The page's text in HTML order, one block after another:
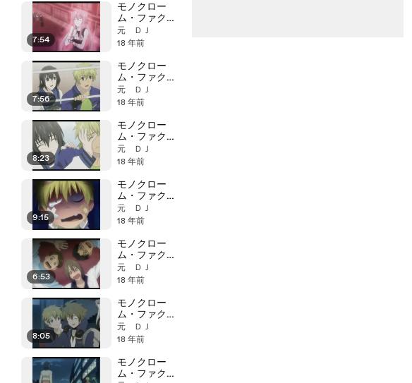
7:54
モノクロー
ム・ファクタ
ー 17話 Wの影
c
元 ＤＪ
18 年前
7:56
モノクロー
ム・ファクタ
ー 17話 Wの影
b
元 ＤＪ
18 年前
8:23
モノクロー
ム・ファクタ
ー 17話 Wの影
a
元 ＤＪ
18 年前
9:15
モノクロー
ム・ファクタ
ー 15話 仁術の
影 a
元 ＤＪ
18 年前
6:53
モノクロー
ム・ファクタ
ー 15話 仁術の
影 c
元 ＤＪ
18 年前
8:05
モノクロー
ム・ファクタ
ー 15話 仁術の
影 b
元 ＤＪ
18 年前
モノクロー
ム・ファクタ